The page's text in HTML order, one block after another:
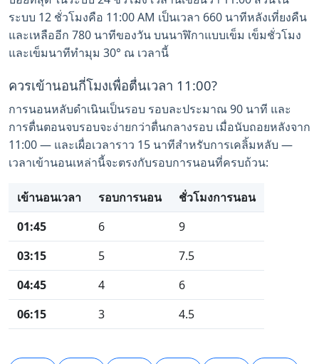
ระบบ 12 ชั่วโมงคือ 11:00 AM เป็นเวลา 660 นาทีหลังเที่ยงคืน
และเหลืออีก 780 นาทีของวัน บนนาฬิกาแบบเข็ม เข็มชั่วโมง
และเข็มนาทีทำมุม 30° ณ เวลานี้
ควรเข้านอนกี่โมงเพื่อตื่นเวลา 11:00?
การนอนหลับดำเนินเป็นรอบ รอบละประมาณ 90 นาที และ
การตื่นตอนจบรอบจะง่ายกว่าตื่นกลางรอบ เมื่อนับถอยหลังจาก
11:00 — และเผื่อเวลาราว 15 นาทีสำหรับการเคลิ้มหลับ —
เวลาเข้านอนเหล่านี้จะตรงกับรอบการนอนที่ครบถ้วน:
เข้านอนเวลา รอบการนอน
ชั่วโมงการนอน
01:45
6
9
03:15
5
7.5
04:45
4
6
06:15
3 4.5